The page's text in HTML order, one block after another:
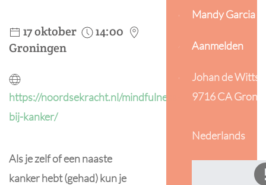
17 oktober
14:00
Groningen
https://noordsekracht.nl/mindfulness-
bij-kanker/
Als je zelf of een naaste
kanker hebt (gehad) kun je
Mandy Garcia
Aanmelden
Johan de
9716 CA
Nederlands